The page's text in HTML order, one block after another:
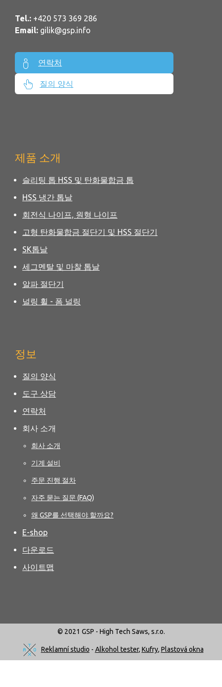
Tel.: +420 573 369 286
Email: gilik@gsp.info
연락처
질의 양식
제품 소개
슬리팅 톱 HSS 및 탄화물합금 톱
HSS 냉간 톱날
회전식 나이프, 원형 나이프
고형 탄화물합금 절단기 및 HSS 절단기
SK톱날
세그멘탈 및 마찰 톱날
알파 절단기
널링 휠 - 폼 널링
정보
질의 양식
도구 상담
연락처
회사 소개
회사 소개
기계 설비
주문 진행 절차
자주 묻는 질문 (FAQ)
왜 GSP를 선택해야 할까요?
E-shop
다운로드
사이트맵
© 2021 GSP - High Tech Saws, s.r.o.
Reklamní studio - Alkohol tester, Kufry, Plastová okna